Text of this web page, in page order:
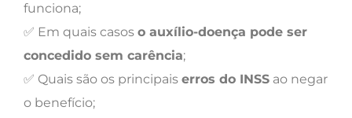
funciona;
✅ Em quais casos o auxílio-doença pode ser
concedido sem carência;
✅ Quais são os principais erros do INSS ao negar
o benefício;